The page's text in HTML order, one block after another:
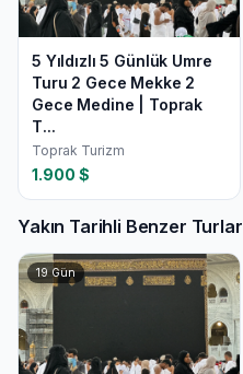
5 Yıldızlı 5 Günlük Umre
Turu 2 Gece Mekke 2
Gece Medine | Toprak
T...
Toprak Turizm
1.900 $
Yakın Tarihli Benzer Turlar
19Gün